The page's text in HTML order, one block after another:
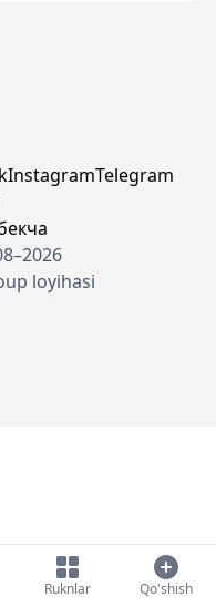
InstagramTelegram
loyihasi
Ruknlar Qo'shish